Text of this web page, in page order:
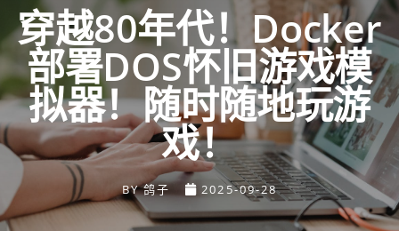
穿越80年代！Docker
部署DOS怀旧游戏模
拟器！随时随地玩游
戏！
BY鸽子 2025-09-28